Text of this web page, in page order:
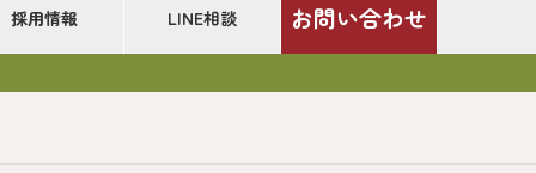
採用情報 LINE相談 お問い合わせ